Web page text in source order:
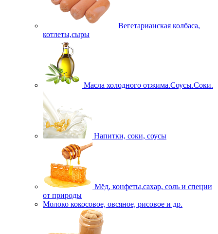
Вегетарианская колбаса,
котлеты,сыры
Масла холодного отжима.Соусы.Соки.
Напитки, соки, соусы
Мёд, конфеты,сахар, соль и специи
от природы
Молоко кокосовое, овсяное, рисовое и др.